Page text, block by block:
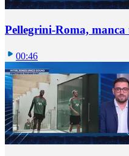
Pellegrini-Roma,
00:46